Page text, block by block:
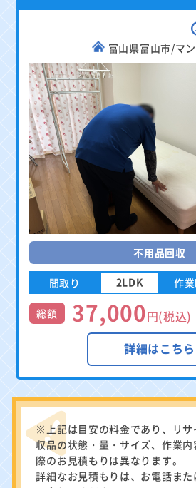
富山県富山市/マ
不用品回収
間取り 2LDK 作
総額 37,000円(税込)
詳細はこちら
※上記は目安の料金であり、リサ
収品の状態・量・サイズ、作業
際のお見積もりは異なります。
詳細なお見積もりは、お電話ま